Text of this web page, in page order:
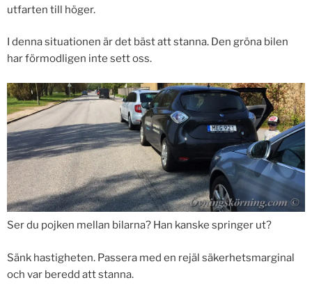
utfarten till höger.
I denna situationen är det bäst att stanna. Den gröna bilen
har förmodligen inte sett oss.
Ser du pojken mellan bilarna? Han kanske springer ut?
Sänk hastigheten. Passera med en rejäl säkerhetsmarginal
och var beredd att stanna.